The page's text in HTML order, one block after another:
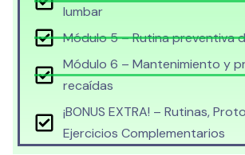
lumbar
Módulo 5 – Rutina preventiva
Módulo 6 – Mantenimiento y
recaídas
¡BONUS EXTRA! – Rutinas,
Ejercicios Complementarios